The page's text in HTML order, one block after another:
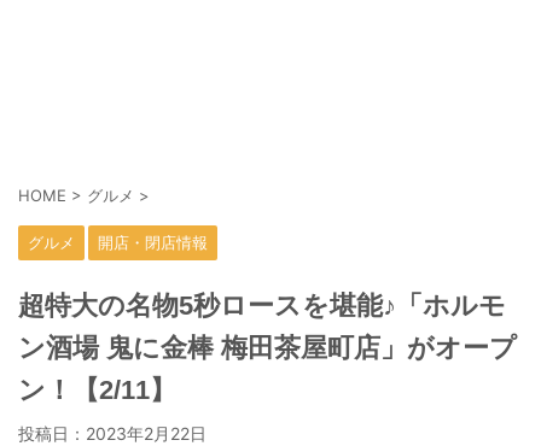
HOME > グルメ >
グルメ 開店・閉店情報
超特大の名物5秒ロースを堪能♪「ホルモ
ン酒場 鬼に金棒 梅田茶屋町店」がオープ
ン！【2/11】
投稿日： 2023年2月22日